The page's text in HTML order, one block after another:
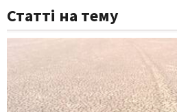
Статті на тему